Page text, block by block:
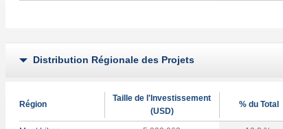
Distribution Régionale des Projets
Région
Taille de l'Investissement
(USD)
% du Total